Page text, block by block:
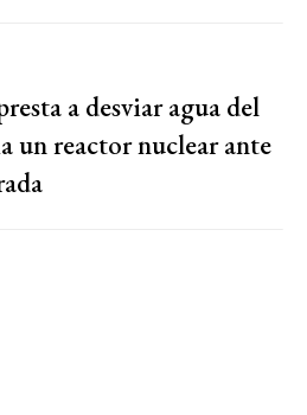
a desviar agua del
un reactor nuclear ante